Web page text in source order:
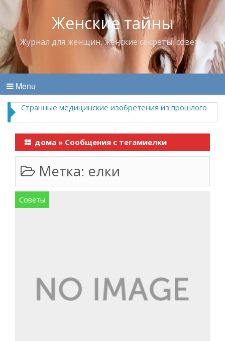
Женские тайны
Журнал для женщин, женские секреты, советы
Menu
Странные медицинские изобретения из прошлого
дома » Сообщения с тегамиелки
Метка: елки
Советы